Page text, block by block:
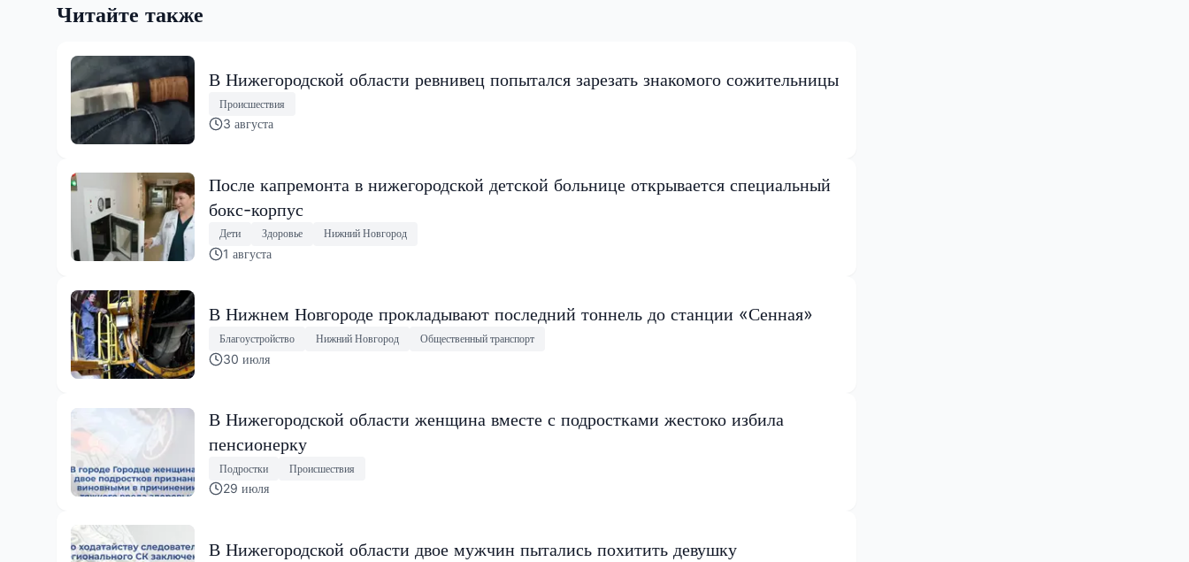
Читайте также
В Нижегородской области ревнивец попытался зарезать знакомого сожительницы
Происшествия
3 августа
После капремонта в нижегородской детской больнице открывается специальный
бокс-корпус
Дети Здоровье Нижний Новгород
1 августа
В Нижнем Новгороде прокладывают последний тоннель до станции «Сенная»
Благоустройство Нижний Новгород Общественный транспорт
30 июля
В Нижегородской области женщина вместе с подростками жестоко избила
пенсионерку
Подростки Происшествия
29 июля
В Нижегородской области двое мужчин пытались похитить девушку